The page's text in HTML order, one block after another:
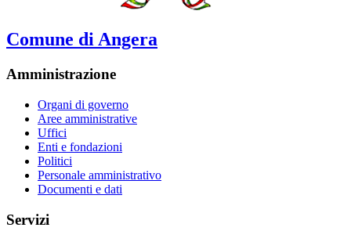
Comune di Angera
Amministrazione
Organi di governo
Aree amministrative
Uffici
Enti e fondazioni
Politici
Personale amministrativo
Documenti e dati
Servizi